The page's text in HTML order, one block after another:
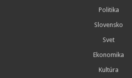
Politika
Slovensko
Svet
Ekonomika
Kultúra